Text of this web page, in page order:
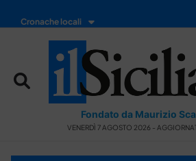
Cronache locali
Fondato da Maurizio
VENERDÌ 7 AGOSTO 2026 -